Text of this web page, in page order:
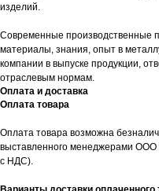
изделий.
Современные производственные
материалы, знания, опыт в
компании в выпуске продукции,
отраслевым нормам.
Оплата и доставка
Оплата товара
Оплата товара возможна
выставленного менеджерами
с НДС).